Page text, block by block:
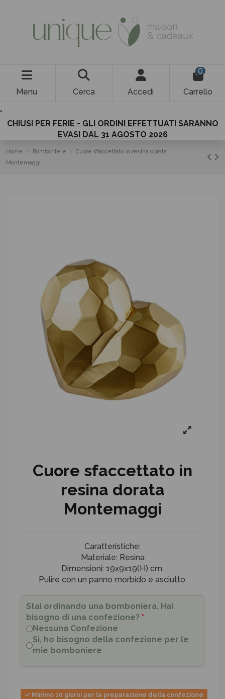
Menu Cerca Accedi
0
Carrello
.
CHIUSI PER FERIE - GLI ORDINI EFFETTUATI SARANNO
EVASI DAL 31 AGOSTO 2026
Home Bomboniere
Cuore sfaccettato in resina dorata
Montemaggi
Cuore sfaccettato in
resina dorata
Montemaggi
Caratteristiche:
Materiale: Resina
Dimensioni: 19x9x19(H) cm.
Pulire con un panno morbido e asciutto.
Stai ordinando una bomboniera. Hai
bisogno di una confezione? *
Nessuna Confezione
Si, ho bisogno della confezione per le
mie bomboniere
Minimo 10 giorni per la preparazione della confezione